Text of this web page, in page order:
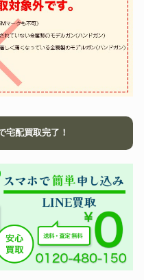
宅配買取完了！